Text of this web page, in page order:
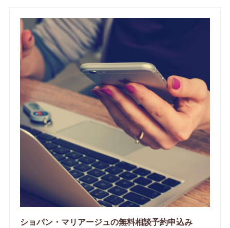
ショパン・マリアージュの無料相談予約申込み